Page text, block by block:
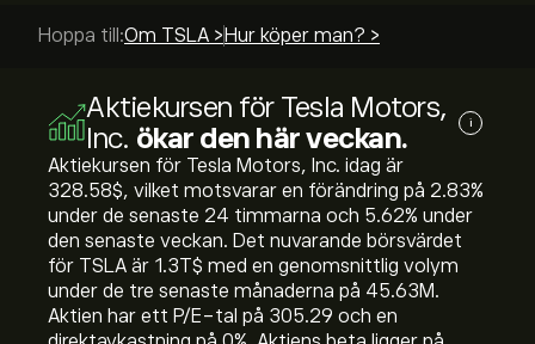
Hoppa till:Om TSLA > Hur köper man? >
Aktiekursen för Tesla Motors,
Inc. ökar den här veckan. i
Aktiekursen för Tesla Motors, Inc. idag är
328.58‎$‎, vilket motsvarar en förändring på ‎2.83‎%
under de senaste 24 timmarna och ‎5.62‎% under
den senaste veckan. Det nuvarande börsvärdet
för TSLA är 1.3T‎$‎ med en genomsnittlig volym
under de tre senaste månaderna på 45.63M.
Aktien har ett P/E-tal på 305.29 och en